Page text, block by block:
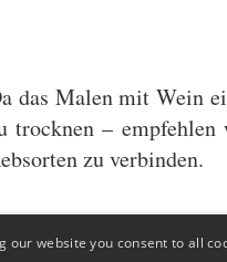
das Malen mit Wein
trocknen –
zu verbinden.
website you consent to all